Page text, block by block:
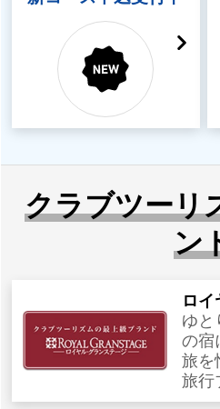
クラブツーリ
ン
ロ
ゆと
の宿
旅を
旅行